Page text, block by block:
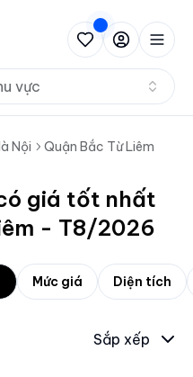
vực
Nội Quận Bắc Từ Liêm
giá tốt nhất
- T8/2026
Mức giá Diện tích
Sắp xếp